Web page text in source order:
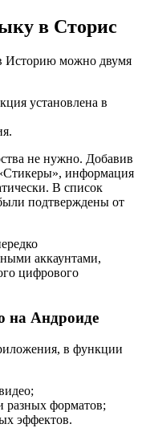
в Сторис
Историю можно двумя
установлена в
не нужно. Добавив
информация
В список
подтверждены от
аккаунтами,
цифрового
на Андроиде
в функции
разных форматов;
эффектов.